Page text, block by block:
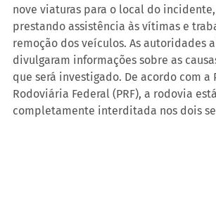
nove viaturas para o local do
prestando assistência às vítimas e
remoção dos veículos. As autoridades
divulgaram informações sobre as
que será investigado. De acordo com a
Rodoviária Federal (PRF), a rodovia está
completamente interditada nos dois